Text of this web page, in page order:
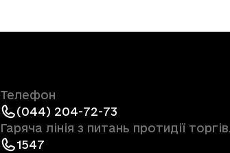
Телефон
(044) 204-72-73
Гаряча лінія з питань протидії
1547